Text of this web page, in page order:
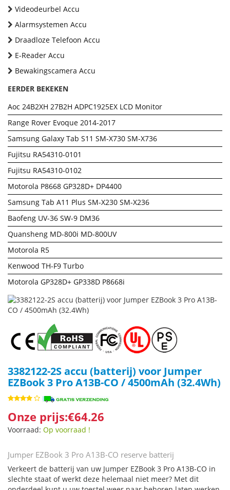
Videodeurbel Accu
Alarmsystemen Accu
Draadloze Telefoon Accu
E-Reader Accu
Bewakingscamera Accu
EERDER BEKEKEN
Aoc 24B2XH 27B2H ADPC1925EX LCD Monitor
Range Rover Evoque 2014-2017
Samsung Galaxy Tab S11 SM-X730 SM-X736
Fujitsu RA54310-0101
Fujitsu RA54310-0102
Motorola P8668 GP328D+ DP4400
Samsung Tab A11 Plus SM-X230 SM-X236
Baofeng UV-36 SW-9 DM36
Quansheng MD-800i MD-800UV
Motorola R5
Kenwood TH-F9 Turbo
Motorola GP328D+ GP338D P8668i
3382122-2S accu (batterij) voor Jumper
EZBook 3 Pro A13B-CO / 4500mAh (32.4Wh)
Onze prijs:€64.26
Voorraad: Op voorraad !
Jumper EZBook 3 Pro A13B-CO reserve batterij
Verkeert de batterij van uw Jumper EZBook 3 Pro A13B-CO in
slechte staat of werkt deze helemaal niet meer? Met dit